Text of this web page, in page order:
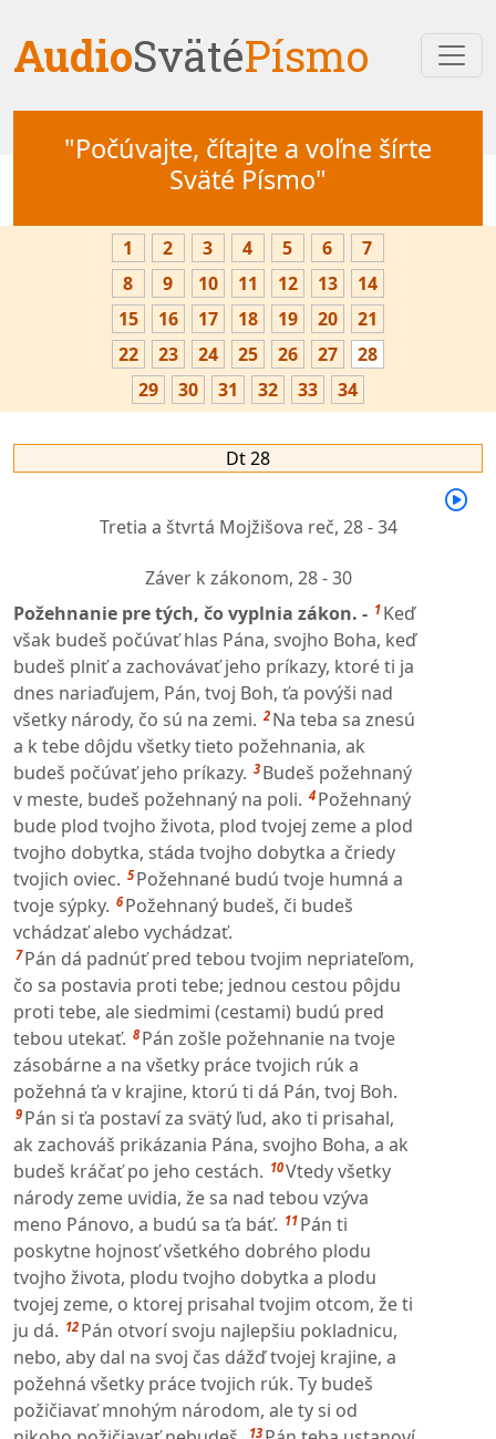
AudioSvätéPísmo
"Počúvajte, čítajte a voľne šírte
Sväté Písmo"
1 2 3 4 5 6
7
8
9 10 11 12 13
14
15
16 17 18 19 20
21
22
23 24 25 26 27
28
29
30 31 32 33 34
Dt 28
Tretia a štvrtá Mojžišova reč, 28 - 34
Záver k zákonom, 28 - 30
Požehnanie pre tých, čo vyplnia zákon. - 1 Keď
však budeš počúvať hlas Pána, svojho Boha, keď
budeš plniť a zachovávať jeho príkazy, ktoré ti ja
dnes nariaďujem, Pán, tvoj Boh, ťa povýši nad
všetky národy, čo sú na zemi. 2 Na teba sa znesú
a k tebe dôjdu všetky tieto požehnania, ak
budeš počúvať jeho príkazy. 3 Budeš požehnaný
v meste, budeš požehnaný na poli. 4 Požehnaný
bude plod tvojho života, plod tvojej zeme a plod
tvojho dobytka, stáda tvojho dobytka a čriedy
tvojich oviec. 5 Požehnané budú tvoje humná a
tvoje sýpky. 6 Požehnaný budeš, či budeš
vchádzať alebo vychádzať.
7 Pán dá padnúť pred tebou tvojim nepriateľom,
čo sa postavia proti tebe; jednou cestou pôjdu
proti tebe, ale siedmimi (cestami) budú pred
tebou utekať. 8 Pán zošle požehnanie na tvoje
zásobárne a na všetky práce tvojich rúk a
požehná ťa v krajine, ktorú ti dá Pán, tvoj Boh.
9 Pán si ťa postaví za svätý ľud, ako ti prisahal,
ak zachováš prikázania Pána, svojho Boha, a ak
budeš kráčať po jeho cestách. 10Vtedy všetky
národy zeme uvidia, že sa nad tebou vzýva
meno Pánovo, a budú sa ťa báť. 11 Pán ti
poskytne hojnosť všetkého dobrého plodu
tvojho života, plodu tvojho dobytka a plodu
tvojej zeme, o ktorej prisahal tvojim otcom, že ti
ju dá. 12 Pán otvorí svoju najlepšiu pokladnicu,
nebo, aby dal na svoj čas dážď tvojej krajine, a
požehná všetky práce tvojich rúk. Ty budeš
požičiavať mnohým národom, ale ty si od
13